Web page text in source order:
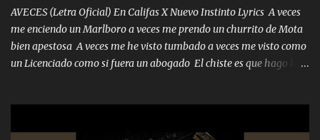
AVECES (Letra Oficial) En Califas X Nuevo Instinto Lyrics A veces
me enciendo un Marlboro a veces me prendo un churrito de Mota
bien apestosa A veces me he visto tumbado a veces me visto como
un Licenciado como si fuera un abogado El chiste es que hago lo
corriente no quieren verte subir de level trucha mis plebes Música